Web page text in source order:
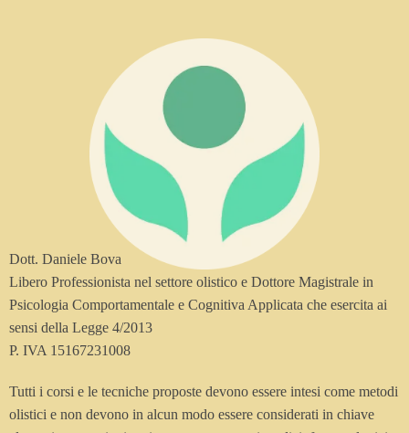
Dott. Daniele Bova
Libero Professionista nel settore olistico e Dottore Magistrale in
Psicologia Comportamentale e Cognitiva Applicata che esercita ai
sensi della Legge 4/2013
P. IVA 15167231008
Tutti i corsi e le tecniche proposte devono essere intesi come metodi
olistici e non devono in alcun modo essere considerati in chiave